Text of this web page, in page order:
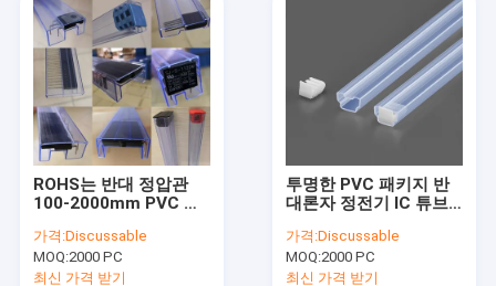
ESD 포장용 테이프
안전한 엔트리 회전식 십자문
고청정실 부속물
커버 테이프
ESD는 지하철을 탑니다
플라스틱 릴
ROHS는 반대 정압관
100-2000mm PVC 플
했습니다
가격:Discussable
MOQ:2000 PC
최신 가격 받기
투명한 PVC 패키지 반
대론자 정전기 IC 튜브
플라스틱
가격:Discussable
MOQ:2000 PC
최신 가격 받기